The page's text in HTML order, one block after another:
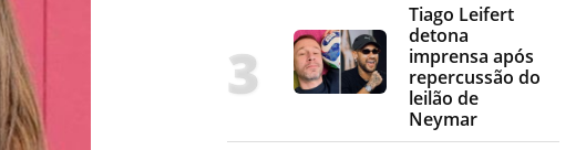
Tiago Leifert
detona
imprensa após
repercussão do
leilão de
Neymar